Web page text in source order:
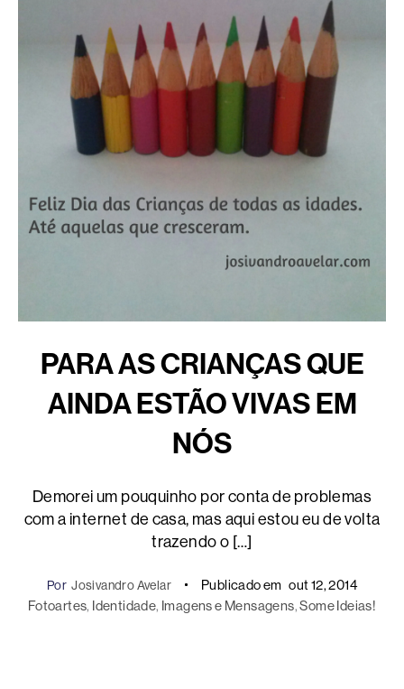
PARA AS CRIANÇAS QUE
AINDA ESTÃO VIVAS EM
NÓS
Demorei um pouquinho por conta de problemas
com a internet de casa, mas aqui estou eu de volta
trazendo o […]
Por Josivandro Avelar Publicado em out 12, 2014
Fotoartes, Identidade, Imagens e Mensagens, Some Ideias!